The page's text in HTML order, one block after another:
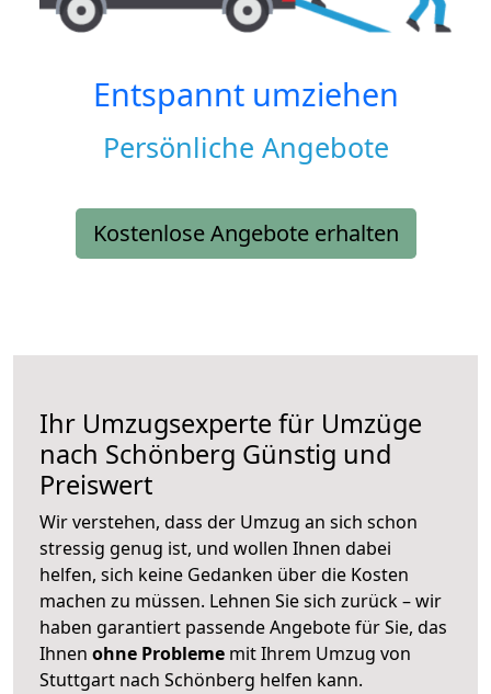
Entspannt umziehen
Persönliche Angebote
Kostenlose Angebote erhalten
Ihr Umzugsexperte für Umzüge
nach Schönberg Günstig und
Preiswert
Wir verstehen, dass der Umzug an sich schon
stressig genug ist, und wollen Ihnen dabei
helfen, sich keine Gedanken über die Kosten
machen zu müssen. Lehnen Sie sich zurück – wir
haben garantiert passende Angebote für Sie, das
Ihnen ohne Probleme mit Ihrem Umzug von
Stuttgart nach Schönberg helfen kann.